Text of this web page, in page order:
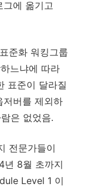
에 옮기고
준화 워킹그룹
느냐에 따라
표준이 달라질
저버를 제외하
은 없었음.
전문가들이
년 8월 초까지
Level 1 이